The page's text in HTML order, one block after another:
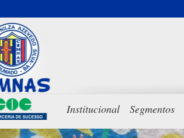
Institucional Segmentos